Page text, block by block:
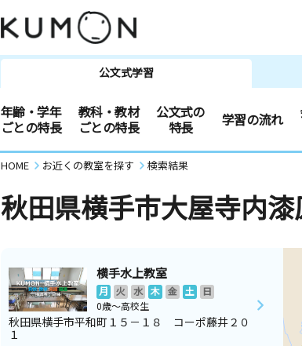
公文式学習
年齢・学年
ごとの特長
教科・教材
ごとの特長
公文式の
特長
学習の流れ
HOME お近くの教室を探す 検索結果
秋田県横手市大屋寺内漆
横手水上教室
月 火 水 木 金 土
日
0歳～高校生
秋田県横手市平和町１５－１８ コーポ藤井２０
１